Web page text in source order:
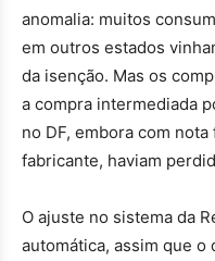
anomalia: muitos
em outros estados
da isenção. Mas os
a compra intermediada
no DF, embora com
fabricante, haviam
O ajuste no sistema da
automática, assim que